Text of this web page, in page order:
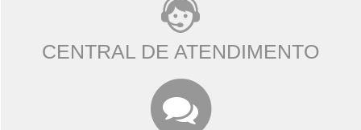
CENTRAL DE ATENDIMENTO